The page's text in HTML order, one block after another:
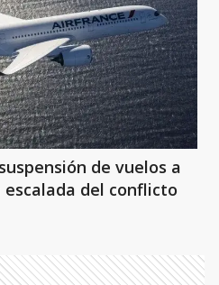
de vuelos a
del conflicto